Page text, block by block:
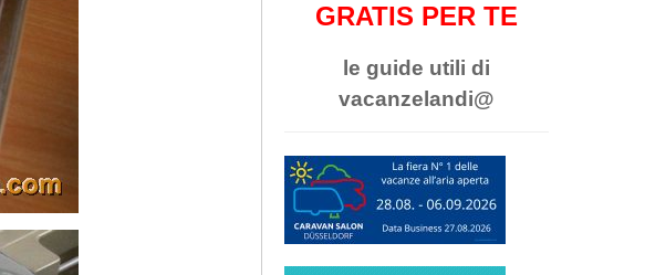
GRATIS PER TE
le guide utili di
vacanzelandi@